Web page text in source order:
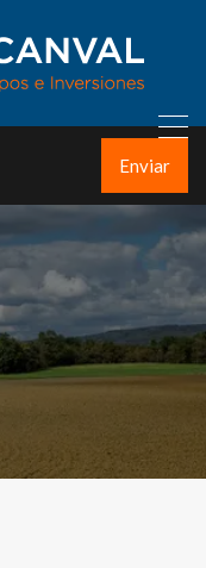
Enviar